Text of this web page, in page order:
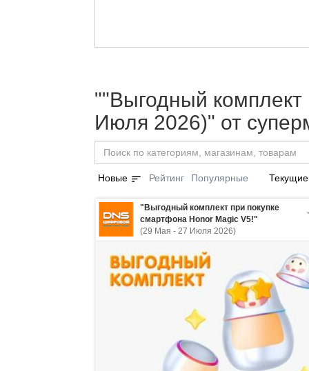
""Выгодный
Июля 2026)" от
Новые sort Рейтинг Популярные Текущие
"Выгодный комплект при покупке
смартфона Honor Magic V5!"
(29 Мая - 27 Июля 2026)